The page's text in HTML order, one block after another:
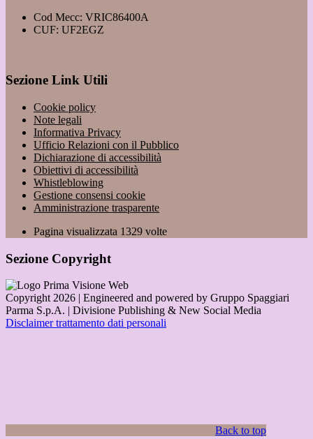
Cod Mecc: VRIC86400A
CUF: UF2EGZ
Sezione Link Utili
Cookie policy
Note legali
Informativa Privacy
Ufficio Relazioni con il Pubblico
Dichiarazione di accessibilità
Obiettivi di accessibilità
Whistleblowing
Gestione consensi cookie
Amministrazione trasparente
Pagina visualizzata 1329 volte
Sezione Copyright
Copyright 2026 | Engineered and powered by Gruppo Spaggiari
Parma S.p.A. | Divisione Publishing & New Social Media
Disclaimer trattamento dati personali
Back to top